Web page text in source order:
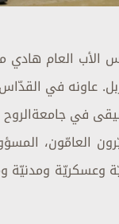
عاونه في
في
وعسكريّة